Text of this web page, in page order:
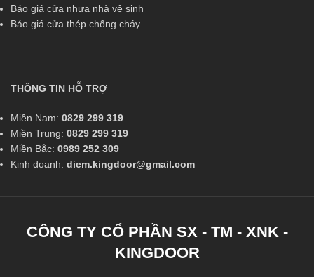
Báo giá cửa nhựa nhà vệ sinh
Báo giá cửa thép chống cháy
THÔNG TIN HỖ TRỢ
Miền Nam: 0829 299 319
Miền Trung: 0829 299 319
Miền Bắc: 0989 252 309
Kinh doanh: diem.kingdoor@gmail.com
CÔNG TY CỔ PHẦN SX - TM - XNK -
KINGDOOR